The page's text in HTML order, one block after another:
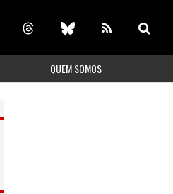
QUEM SOMOS